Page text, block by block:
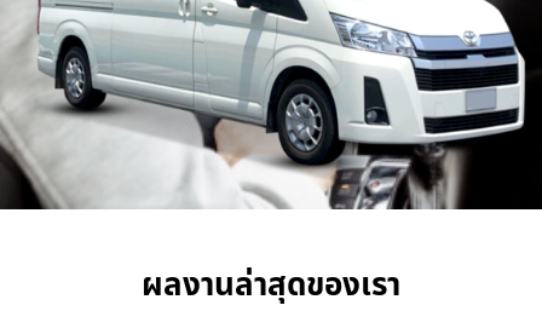
ผลงานล่าสุดของเรา